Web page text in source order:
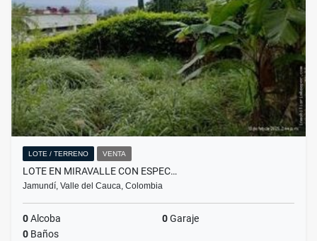
LOTE / TERRENO VENTA
LOTE EN MIRAVALLE CON ESPEC…
Jamundí, Valle del Cauca, Colombia
0Alcoba 0Garaje
0 Baños